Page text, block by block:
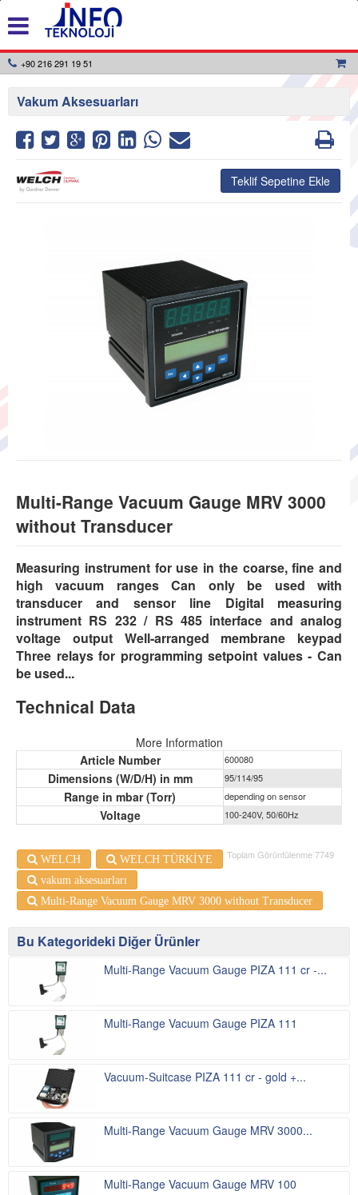
+90 216 291 19 51
Vakum Aksesuarları
Multi-Range Vacuum Gauge MRV 3000
without Transducer
Measuring instrument for use in the coarse, fine and
high vacuum ranges Can only be used with
transducer and sensor line Digital measuring
instrument RS 232 / RS 485 interface and analog
voltage output Well-arranged membrane keypad
Three relays for programming setpoint values - Can
be used...
Technical Data
More Information
Article Number
600080
Dimensions (W/D/H) in mm 95/114/95
Range in mbar (Torr) depending on sensor
Voltage 100-240V, 50/60Hz
Toplam Görüntülenme 7749
WELCH
WELCH TÜRKİYE
vakum aksesuarları
Multi-Range Vacuum Gauge MRV 3000 without Transducer
Bu Kategorideki Diğer Ürünler
Multi-Range Vacuum Gauge PIZA 111 cr -...
Multi-Range Vacuum Gauge PIZA 111
Vacuum-Suitcase PIZA 111 cr - gold +...
Multi-Range Vacuum Gauge MRV 3000...
Multi-Range Vacuum Gauge MRV 100